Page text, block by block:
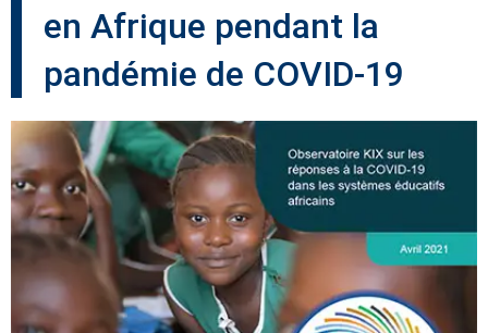
en Afrique pendant la
pandémie de COVID-19